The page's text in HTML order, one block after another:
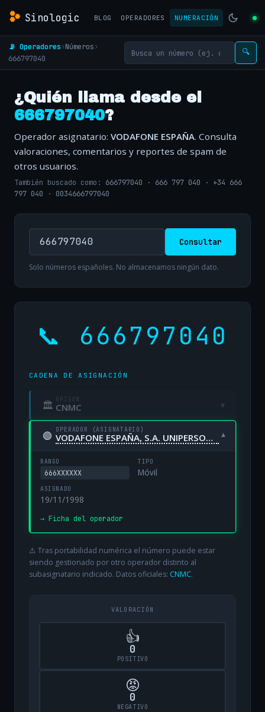
Sinologic BLOG OPERADORES NUMERACIÓN
📡 Operadores›Números›
666797040
🔍
¿Quién llama desde el
666797040?
Operador asignatario: VODAFONE ESPAÑA. Consulta
valoraciones, comentarios y reportes de spam de
otros usuarios.
También buscado como: 666797040 · 666 797 040 · +34 666
797 040 · 0034666797040
Consultar
Solo números españoles. No almacenamos ningún dato.
📞 666797040
CADENA DE ASIGNACIÓN
🏛 ORIGEN
CNMC ▾
🟢 OPERADOR (ASIGNATARIO)
VODAFONE ESPAÑA, S.A. UNIPERSONAL ▾
RANGO
666XXXXXX
TIPO
Móvil
ASIGNADO
19/11/1998
→ Ficha del operador
⚠️ Tras portabilidad numérica el número puede estar
siendo gestionado por otro operador distinto al
subasignatario indicado. Datos oficiales: CNMC.
VALORACIÓN
👍
0
POSITIVO
😡
0
NEGATIVO